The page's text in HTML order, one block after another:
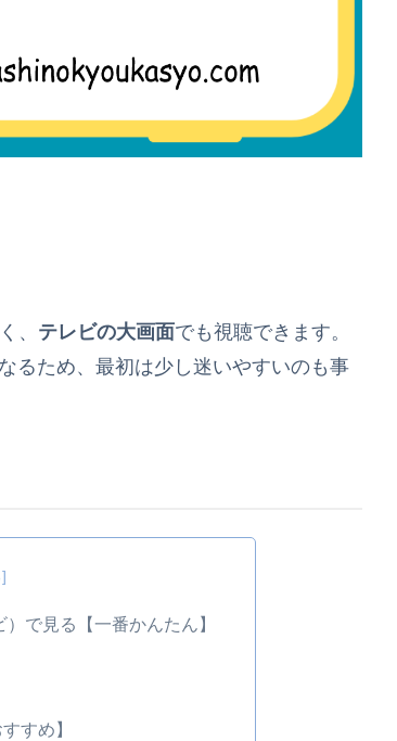
、 テレビの大画面でも視聴できます。
るため、最初は少し迷いやすいのも事
で見る【一番かんたん】
すめ】